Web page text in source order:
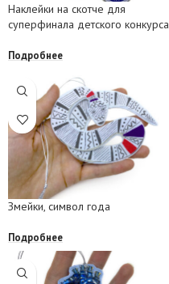
Наклейки на скотче для
суперфинала детского конкурса
Подробнее
Змейки, символ года
Подробнее